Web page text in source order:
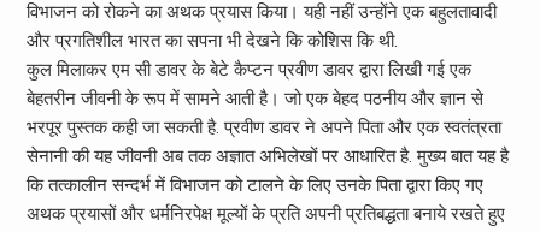
विभाजन को रोकने का अथक प्रयास किया। यही नहीं उन्होंने एक बहुलतावादी
और प्रगतिशील भारत का सपना भी देखने कि कोशिस कि थी.
कुल मिलाकर एम सी डावर के बेटे कैप्टन प्रवीण डावर द्वारा लिखी गई एक
बेहतरीन जीवनी के रूप में सामने आती है। जो एक बेहद पठनीय और ज्ञान से
भरपूर पुस्तक कही जा सकती है. प्रवीण डावर ने अपने पिता और एक स्वतंत्रता
सेनानी की यह जीवनी अब तक अज्ञात अभिलेखों पर आधारित है. मुख्य बात यह है
कि तत्कालीन सन्दर्भ में विभाजन को टालने के लिए उनके पिता द्वारा किए गए
अथक प्रयासों और धर्मनिरपेक्ष मूल्यों के प्रति अपनी प्रतिबद्धता बनाये रखते हुए